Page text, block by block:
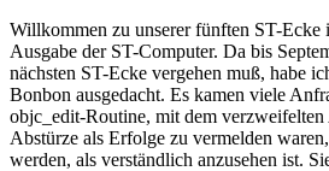
Willkommen zu unserer fünften ST-Ecke
Ausgabe der ST-Computer. Da bis
nächsten ST-Ecke vergehen muß, habe
Bonbon ausgedacht. Es kamen viele
objc_edit-Routine, mit dem
Abstürze als Erfolge zu vermelden
werden, als verständlich anzusehen ist.